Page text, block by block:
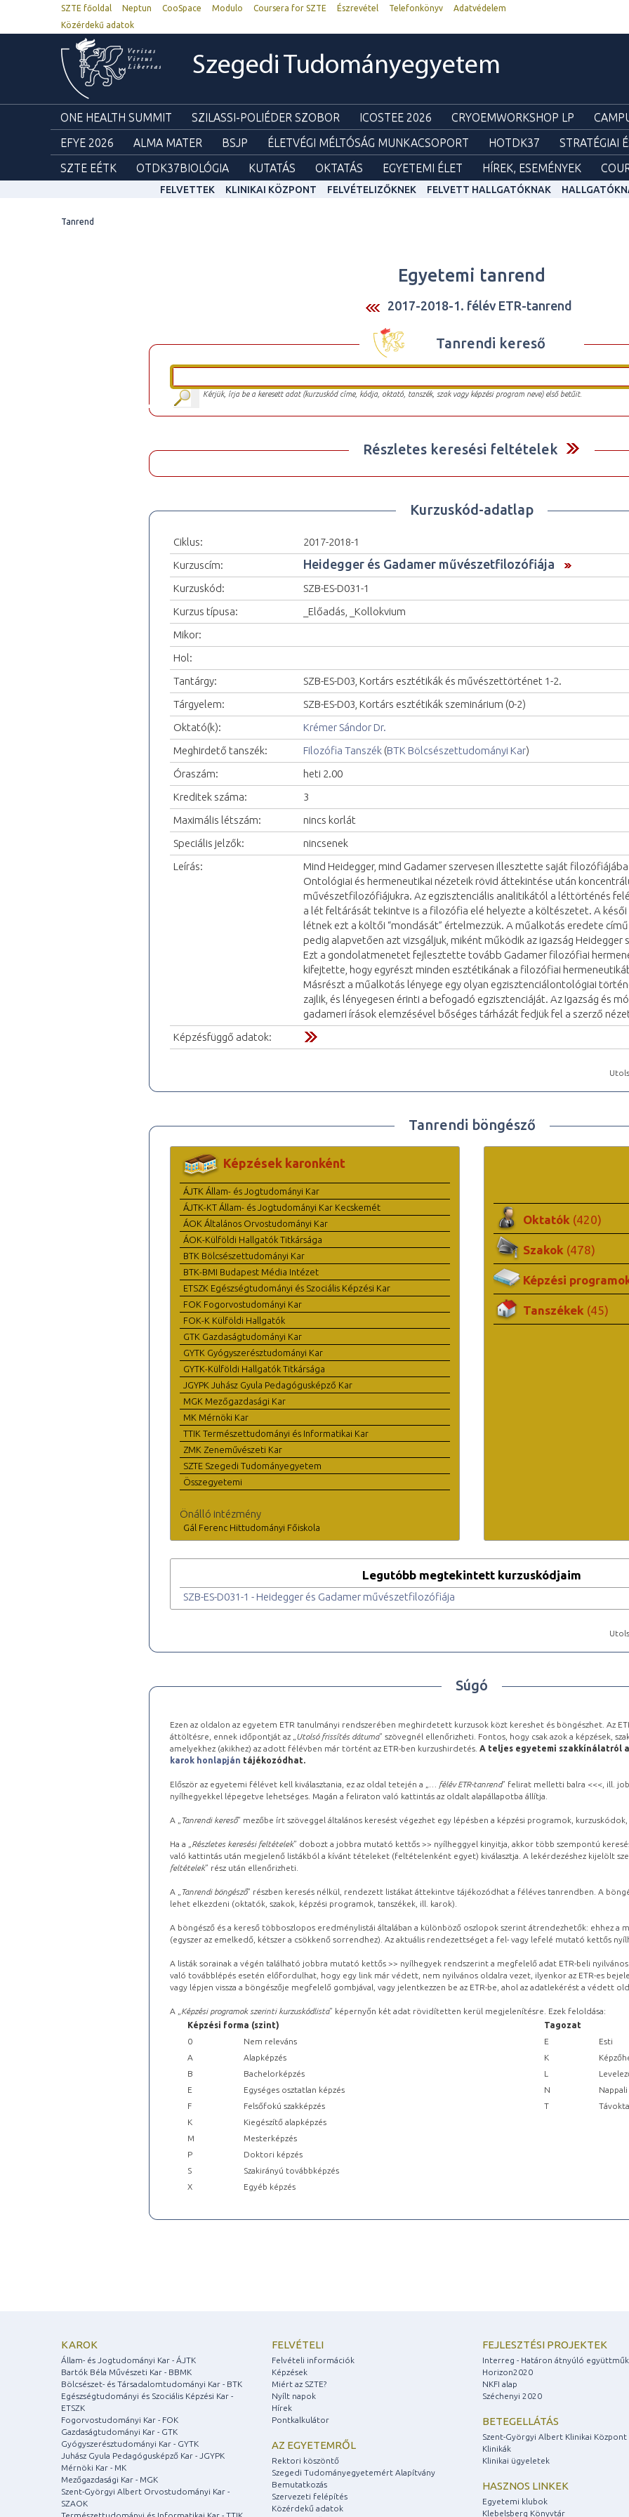
SZTE főoldal Neptun CooSpace Modulo Coursera for SZTE Észrevétel Telefonkönyv
Adatvédelem
Közérdekű adatok
Szegedi Tudományegyetem
ONE HEALTH SUMMIT SZILASSI-POLIÉDER SZOBOR ICOSTEE 2026 CRYOEMWORKSHOP LP
EFYE 2026
ALMA MATER BSJP ÉLETVÉGI MÉLTÓSÁG MUNKACSOPORT HOTDK37 STRATÉGIAI
SZTE EÉTK
OTDK37BIOLÓGIA KUTATÁS OKTATÁS EGYETEMI ÉLET HÍREK, ESEMÉNYEK
FELVETTEK KLINIKAI KÖZPONT FELVÉTELIZŐKNEK FELVETT HALLGATÓKNAK
Tanrend
Egyetemi tanrend
2017-2018-1. félév ETR-tanrend
Tanrendi kereső
Kérjük, írja be a keresett adat (kurzuskód címe, kódja, oktató, tanszék, szak vagy képzési program neve) első betűit.
Részletes keresési feltételek
Kurzuskód-adatlap
Ciklus:
2017-2018-1
Kurzuscím:
Heidegger és Gadamer művészetfilozófiája
Kurzuskód:
SZB-ES-D031-1
Kurzus típusa:
_Előadás, _Kollokvium
Mikor:
Hol:
Tantárgy:
SZB-ES-D03, Kortárs esztétikák és művészettörténet 1-2.
Tárgyelem:
SZB-ES-D03, Kortárs esztétikák szeminárium (0-2)
Oktató(k):
Krémer Sándor Dr.
Meghirdető tanszék:
Filozófia Tanszék (BTK Bölcsészettudományi Kar)
Óraszám:
heti 2.00
Kreditek száma:
3
Maximális létszám:
nincs korlát
Speciális jelzők:
nincsenek
Leírás:
Mind Heidegger, mind Gadamer szervesen illesztette saját
Ontológiai és hermeneutikai nézeteik rövid áttekintése után
művészetfilozófiájukra. Az egzisztenciális analitikától a léttörténés
a lét feltárását tekintve is a filozófia elé helyezte a költészetet. A késői
létnek ezt a költői “mondását” értelmezzük. A műalkotás eredete
pedig alapvetően azt vizsgáljuk, miként működik az igazság Heidegger
Ezt a gondolatmenetet fejlesztette tovább Gadamer filozófiai
kifejtette, hogy egyrészt minden esztétikának a filozófiai
Másrészt a műalkotás lényege egy olyan egzisztenciálontológiai
zajlik, és lényegesen érinti a befogadó egzisztenciáját. Az Igazság és
gadameri írások elemzésével bőséges tárházát fedjük fel a szerző
Képzésfüggő adatok:
Tanrendi böngésző
Képzések karonként
ÁJTK Állam- és Jogtudományi Kar
ÁJTK-KT Állam- és Jogtudományi Kar Kecskemét
ÁOK Általános Orvostudományi Kar
ÁOK-Külföldi Hallgatók Titkársága
BTK Bölcsészettudományi Kar
BTK-BMI Budapest Média Intézet
ETSZK Egészségtudományi és Szociális Képzési Kar
FOK Fogorvostudományi Kar
FOK-K Külföldi Hallgatók
GTK Gazdaságtudományi Kar
GYTK Gyógyszerésztudományi Kar
GYTK-Külföldi Hallgatók Titkársága
JGYPK Juhász Gyula Pedagógusképző Kar
MGK Mezőgazdasági Kar
MK Mérnöki Kar
TTIK Természettudományi és Informatikai Kar
ZMK Zeneművészeti Kar
SZTE Szegedi Tudományegyetem
Összegyetemi
Önálló intézmény
Gál Ferenc Hittudományi Főiskola
Oktatók (420)
Szakok (478)
Képzési
Tanszékek (45)
Legutóbb megtekintett kurzuskódjaim
SZB-ES-D031-1 - Heidegger és Gadamer művészetfilozófiája
Súgó
Ezen az oldalon az egyetem ETR tanulmányi rendszerében meghirdetett kurzusok közt kereshet és böngészhet. Az
áttöltésre, ennek időpontját az „ Utolsó frissítés dátuma” szövegnél ellenőrizheti. Fontos, hogy csak azok a képzések,
amelyekhez (akikhez) az adott félévben már történt az ETR-ben kurzushirdetés. A teljes egyetemi szakkínálatról a
karok honlapján tájékozódhat.
Először az egyetemi félévet kell kiválasztania, ez az oldal tetején a „ … félév ETR-tanrend” felirat melletti balra <<<, ill.
nyílhegyekkel lépegetve lehetséges. Magán a feliraton való kattintás az oldalt alapállapotba állítja.
A „ Tanrendi kereső” mezőbe írt szöveggel általános keresést végezhet egy lépésben a képzési programok,
Ha a „ Részletes keresési feltételek” dobozt a jobbra mutató kettős >> nyílheggyel kinyitja, akkor több szempontú
való kattintás után megjelenő listákból a kívánt tételeket (feltételenként egyet) kiválasztja. A lekérdezéshez kijelölt
feltételek” rész után ellenőrizheti.
A „ Tanrendi böngésző” részben keresés nélkül, rendezett listákat áttekintve tájékozódhat a féléves tanrendben. A
lehet elkezdeni (oktatók, szakok, képzési programok, tanszékek, ill. karok).
A böngésző és a kereső többoszlopos eredménylistái általában a különböző oszlopok szerint átrendezhetők: ehhez a
(egyszer az emelkedő, kétszer a csökkenő sorrendhez). Az aktuális rendezettséget a fel- vagy lefelé mutató kettős
A listák sorainak a végén található jobbra mutató kettős >> nyílhegyek rendszerint a megfelelő adat ETR-beli
való továbblépés esetén előfordulhat, hogy egy link már védett, nem nyilvános oldalra vezet, ilyenkor az ETR-es
vagy lépjen vissza a böngészője megfelelő gombjával, vagy jelentkezzen be az ETR-be, ahol az adatlekérést a védett
A „ Képzési programok szerinti kurzuskódlista” képernyőn két adat rövidítetten kerül megjelenítésre. Ezek feloldása:
Képzési forma (szint)
Tagozat
0
Nem releváns E
Esti
A
Alapképzés K
B
Bachelorképzés L
E
Egységes osztatlan képzés N
Nappali
F
Felsőfokú szakképzés T
K
Kiegészítő alapképzés
M
Mesterképzés
P
Doktori képzés
S
Szakirányú továbbképzés
X
Egyéb képzés
KAROK
Állam- és Jogtudományi Kar - ÁJTK
Bartók Béla Művészeti Kar - BBMK
Bölcsészet- és Társadalomtudományi Kar - BTK
Egészségtudományi és Szociális Képzési Kar -
ETSZK
Fogorvostudományi Kar - FOK
Gazdaságtudományi Kar - GTK
Gyógyszerésztudományi Kar - GYTK
Juhász Gyula Pedagógusképző Kar - JGYPK
Mérnöki Kar - MK
Mezőgazdasági Kar - MGK
Szent-Györgyi Albert Orvostudományi Kar -
SZAOK
Természettudományi és Informatikai Kar - TTIK
FELVÉTELI
Felvételi információk
Képzések
Miért az SZTE?
Nyílt napok
Hírek
Pontkalkulátor
AZ EGYETEMRŐL
Rektori köszöntő
Szegedi Tudományegyetemért Alapítvány
Bemutatkozás
Szervezeti felépítés
Közérdekű adatok
FEJLESZTÉSI PROJEKTEK
Interreg - Határon átnyúló
Horizon2020
NKFI alap
Széchenyi 2020
BETEGELLÁTÁS
Szent-Györgyi Albert Klinikai Központ
Klinikák
Klinikai ügyeletek
HASZNOS LINKEK
Egyetemi klubok
Klebelsberg Könyvtár